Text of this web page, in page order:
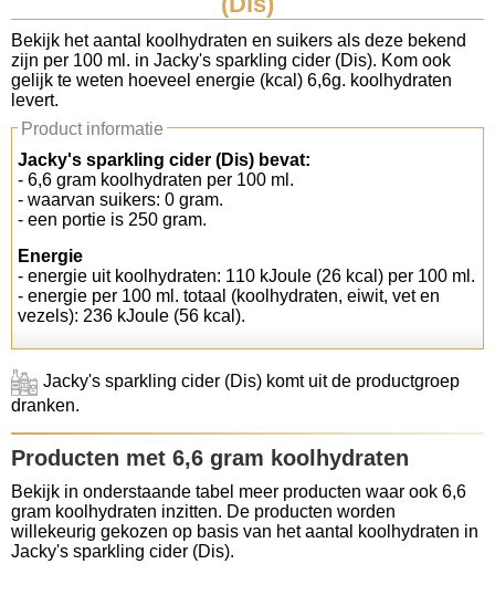
Koolhydraten tellen
Links
Bekijk het aantal koolhydraten en suikers als deze bekend
zijn per 100 ml. in Jacky's sparkling cider (Dis). Kom ook
gelijk te weten hoeveel energie (kcal) 6,6g. koolhydraten
levert.
Product informatie
Jacky's sparkling cider (Dis) bevat:
- 6,6 gram koolhydraten per 100 ml.
- waarvan suikers: 0 gram.
- een portie is 250 gram.
Energie
- energie uit koolhydraten: 110 kJoule (26 kcal) per 100 ml.
- energie per 100 ml. totaal (koolhydraten, eiwit, vet en
vezels): 236 kJoule (56 kcal).
Jacky's sparkling cider (Dis) komt uit de productgroep
dranken.
Producten met 6,6 gram koolhydraten
Bekijk in onderstaande tabel meer producten waar ook 6,6
gram koolhydraten inzitten. De producten worden
willekeurig gekozen op basis van het aantal koolhydraten in
Jacky's sparkling cider (Dis).